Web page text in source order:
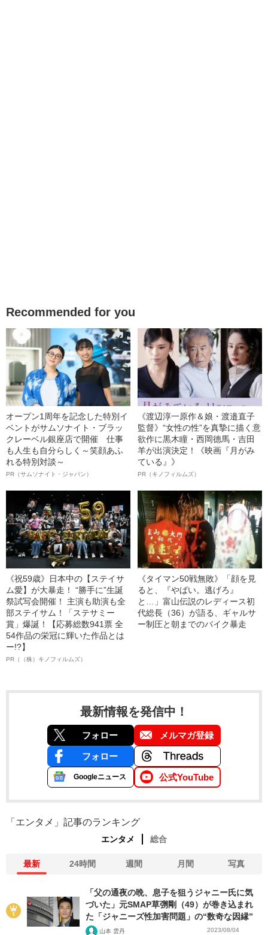
Recommended for you
オープン1周年を記念した特別イ
ベントがサムソナイト・ブラッ
クレーベル銀座店で開催 仕事
も人生も自分らしく～笑顔あふ
れる特別対談～
PR（サムソナイト・ジャパン）
《渡辺淳一原作＆娘・渡邉直子
監督》“女性の性”を真摯に描く意
欲作に黒木瞳・西岡德馬・吉田
羊が出演決定！《映画『月がみ
ている』》
PR（キノフィルムズ）
《祝59歳》日本中の【ステイサ
ム愛】が大暴走！ “勝手に”生誕
祭試写会開催！ 主演も助演も全
部ステイサム！「ステサミー
賞」爆誕！【応募総数941票 全
54作品の栄冠に輝いた作品とは
ー!?】
PR（（株）キノフィルムズ）
《タイマン50戦無敗》「顔を見
ると、『やばい。逃げろ』
と…」富山伝説のレディース初
代総長（36）が語る、ギャルサ
ー制圧と朝までのバイク暴走
最新情報を発信中！
フォロー メルマガ登録
フォロー
Googleニュース 公式YouTube
「エンタメ」記事のランキング
エンタメ 総合
最新 24時間 週間 月間 写真
「父の通夜の晩、息子を狙うジャニー氏に気
づいた」元SMAP草彅剛（49）が巻き込まれ
た「ジャニーズ性加害問題」の“数奇な因縁”
山本 雲丹 2023/08/04